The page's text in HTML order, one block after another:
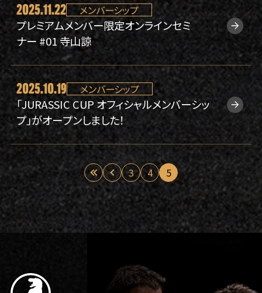
2025.11.22 メンバーシップ
プレミアムメンバー限定オンラインセミ
ナー #01 寺山諒
2025.10.19 メンバーシップ
「JURASSIC CUP オフィシャルメンバーシッ
プ」がオープンしました！
« 3 4 5